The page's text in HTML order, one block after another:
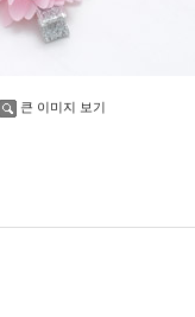
큰 이미지 보기